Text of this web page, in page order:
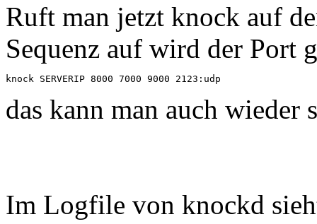
Ruft man jetzt knock auf
Sequenz auf wird der Port
knock SERVERIP 8000 7000 9000 2123:udp
das kann man auch
Im Logfile von knockd